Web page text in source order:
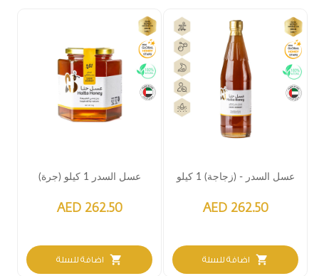
عسل السدر - (زجاجة) 1 كيلو
AED 262.50
shopping_cart اضافة للسلة
عسل السدر 1 كيلو (جرة)
AED 262.50
shopping_cart اضافة للسلة